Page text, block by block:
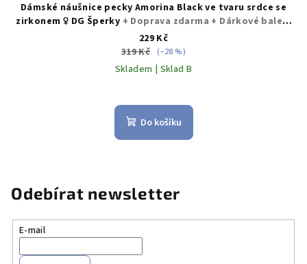
Dámské náušnice pecky Amorina Black ve tvaru srdce se
zirkonem ♀️ DG Šperky + Doprava zdarma + Dárkové balení
zdarma
229 Kč
319 Kč (–28 %)
Skladem | Sklad B
Do košíku
Odebírat newsletter
E-mail